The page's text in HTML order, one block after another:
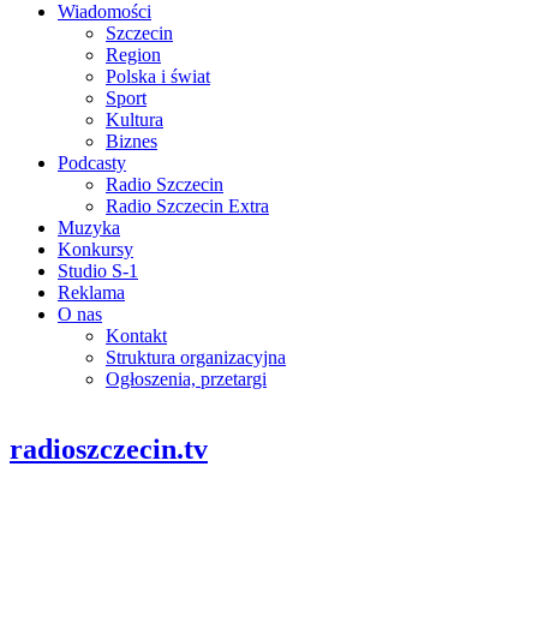
Wiadomości
Szczecin
Region
Polska i świat
Sport
Kultura
Biznes
Podcasty
Radio Szczecin
Radio Szczecin Extra
Muzyka
Konkursy
Studio S-1
Reklama
O nas
Kontakt
Struktura organizacyjna
Ogłoszenia, przetargi
radioszczecin.tv